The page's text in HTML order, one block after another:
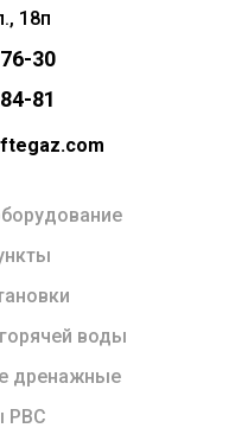
18п
30
81
воды
дренажные
РВС